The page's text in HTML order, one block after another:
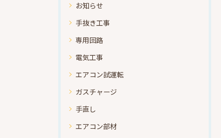
お知らせ
手抜き工事
専用回路
電気工事
エアコン試運転
ガスチャージ
手直し
エアコン部材